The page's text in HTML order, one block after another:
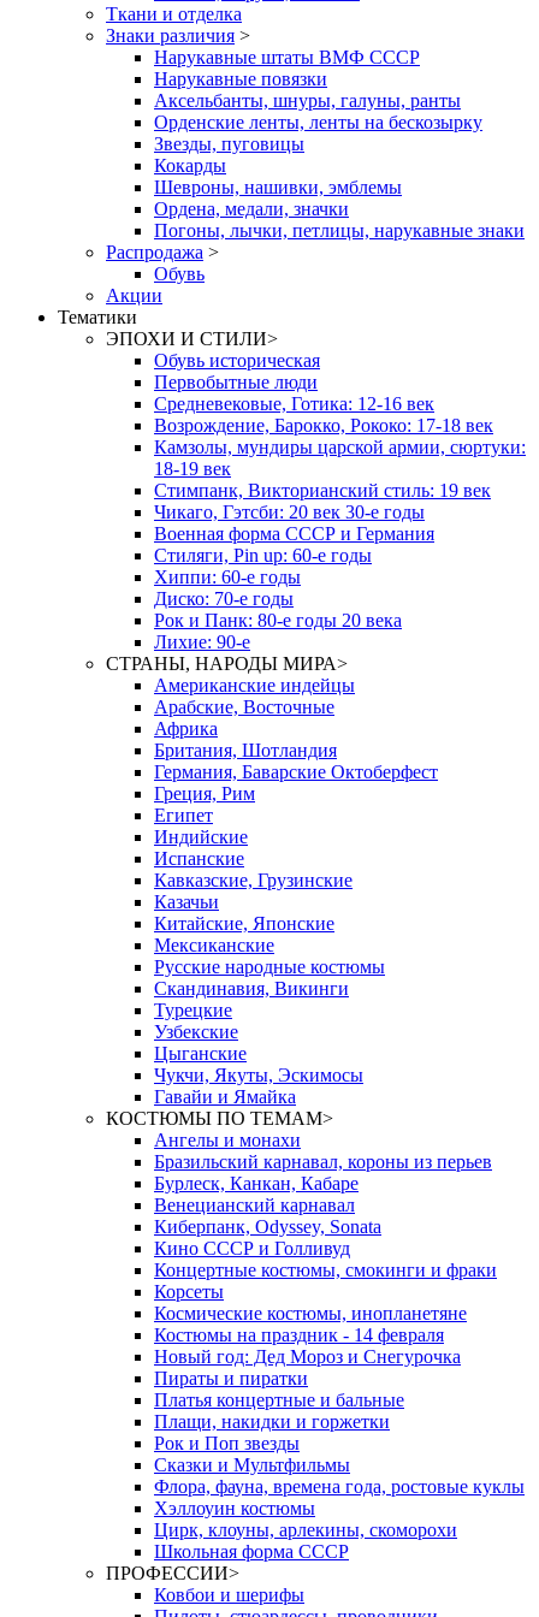
Ткани и отделка
Знаки различия >
Нарукавные штаты ВМФ СССР
Нарукавные повязки
Аксельбанты, шнуры, галуны, ранты
Орденские ленты, ленты на бескозырку
Звезды, пуговицы
Кокарды
Шевроны, нашивки, эмблемы
Ордена, медали, значки
Погоны, лычки, петлицы, нарукавные знаки
Распродажа >
Обувь
Акции
Тематики
ЭПОХИ И СТИЛИ>
Обувь историческая
Первобытные люди
Средневековые, Готика: 12-16 век
Возрождение, Барокко, Рококо: 17-18 век
Камзолы, мундиры царской армии, сюртуки:
18-19 век
Стимпанк, Викторианский стиль: 19 век
Чикаго, Гэтсби: 20 век 30-е годы
Военная форма СССР и Германия
Стиляги, Pin up: 60-е годы
Хиппи: 60-е годы
Диско: 70-е годы
Рок и Панк: 80-е годы 20 века
Лихие: 90-е
СТРАНЫ, НАРОДЫ МИРА>
Американские индейцы
Арабские, Восточные
Африка
Британия, Шотландия
Германия, Баварские Октоберфест
Греция, Рим
Египет
Индийские
Испанские
Кавказские, Грузинские
Казачьи
Китайские, Японские
Мексиканские
Русские народные костюмы
Скандинавия, Викинги
Турецкие
Узбекские
Цыганские
Чукчи, Якуты, Эскимосы
Гавайи и Ямайка
КОСТЮМЫ ПО ТЕМАМ>
Ангелы и монахи
Бразильский карнавал, короны из перьев
Бурлеск, Канкан, Кабаре
Венецианский карнавал
Киберпанк, Odyssey, Sonata
Кино СССР и Голливуд
Концертные костюмы, смокинги и фраки
Корсеты
Космические костюмы, инопланетяне
Костюмы на праздник - 14 февраля
Новый год: Дед Мороз и Снегурочка
Пираты и пиратки
Платья концертные и бальные
Плащи, накидки и горжетки
Рок и Поп звезды
Сказки и Мультфильмы
Флора, фауна, времена года, ростовые куклы
Хэллоуин костюмы
Цирк, клоуны, арлекины, скоморохи
Школьная форма СССР
ПРОФЕССИИ>
Ковбои и шерифы